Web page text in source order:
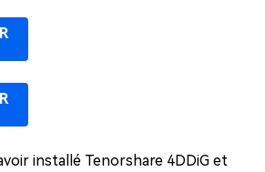
installé Tenorshare 4DDiG et